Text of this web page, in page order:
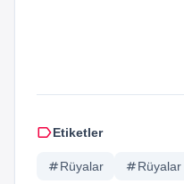
labelEtiketler
tagRüyalar tag